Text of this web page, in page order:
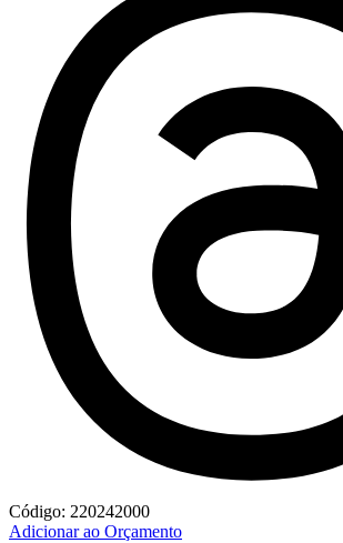
Código: 220242000
Adicionar ao Orçamento